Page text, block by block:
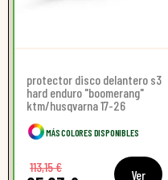
protector disco delantero s3
hard enduro "boomerang"
ktm/husqvarna 17-26
MÁS COLORES DISPONIBLES
113,15 € Ver